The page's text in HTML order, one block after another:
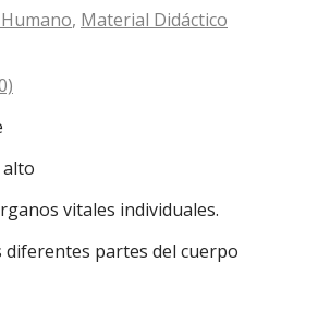
, Material Didáctico
alto
vitales individuales.
diferentes partes del cuerpo